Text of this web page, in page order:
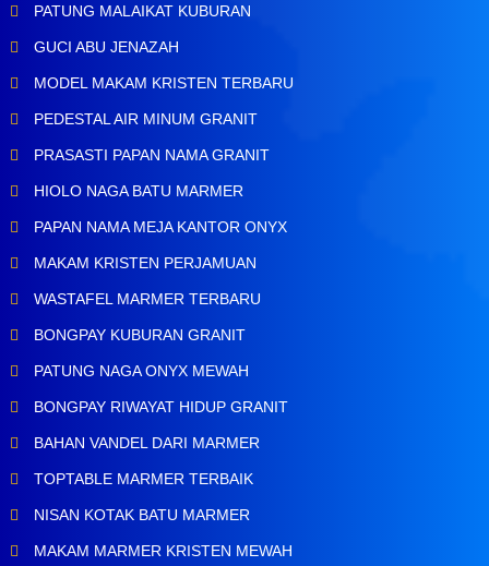
PATUNG MALAIKAT KUBURAN
GUCI ABU JENAZAH
MODEL MAKAM KRISTEN TERBARU
PEDESTAL AIR MINUM GRANIT
PRASASTI PAPAN NAMA GRANIT
HIOLO NAGA BATU MARMER
PAPAN NAMA MEJA KANTOR ONYX
MAKAM KRISTEN PERJAMUAN
WASTAFEL MARMER TERBARU
BONGPAY KUBURAN GRANIT
PATUNG NAGA ONYX MEWAH
BONGPAY RIWAYAT HIDUP GRANIT
BAHAN VANDEL DARI MARMER
TOPTABLE MARMER TERBAIK
NISAN KOTAK BATU MARMER
MAKAM MARMER KRISTEN MEWAH